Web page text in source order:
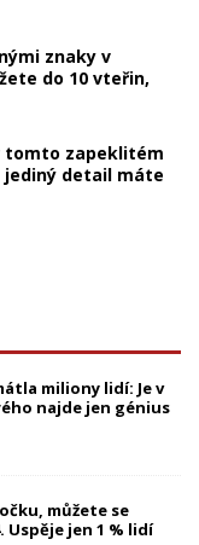
znaky v
do 10 vteřin,
tomto zapeklitém
jediný detail máte
miliony lidí: Je v
najde jen génius
můžete se
Uspěje jen 1 % lidí